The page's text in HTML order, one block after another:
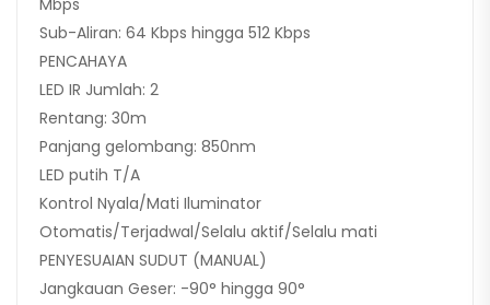
Mbps
Sub-Aliran: 64 Kbps hingga 512 Kbps
PENCAHAYA
LED IR Jumlah: 2
Rentang: 30m
Panjang gelombang: 850nm
LED putih T/A
Kontrol Nyala/Mati Iluminator
Otomatis/Terjadwal/Selalu aktif/Selalu mati
PENYESUAIAN SUDUT (MANUAL)
Jangkauan Geser: -90° hingga 90°